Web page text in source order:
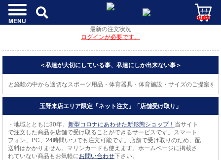
MENU GEST
最新の注文状況
ログインが必要です。
＜私達が大切にしている事、私達にしか出来ない事＞
経験の中から適切なスポーツ用品・体育器具・体育施設・サイズのご提案をさ
玉野来店エリア限定「ネット注文」「店舗受け取り」
・地域とともに30年。 新型コロナにあわせた新形態ショップ！ 当サイト
で注文した商品を店舗で受け取ることができるサービスです。スマート
フォン、PC、24時間いつでも注文可能です。店舗で受け取りのため、配
送料はかかりません。マリンカードも使えます。ホームページに掲載さ
れていない商品もお気軽にお問い合わせ下さい。